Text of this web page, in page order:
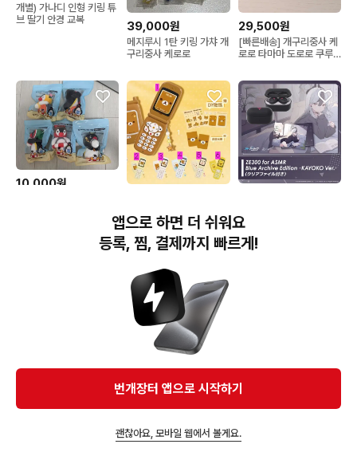
개별) 가나디 인형 키링 튜
브 딸기 안경 교복
39,000원
메지루시 1탄 키링 가챠 개
구리중사 케로로
29,500원
[빠른배송] 개구리중사 케
로로 타마마 도로로 쿠루
10,000원
2차분철) 리락쿠마 deli
휴대폰 녹음 키링 콜라보
핸드폰 폴더폰 공구 중국
랜덤 가챠
공식 카요코 ASMR 블루
투스 이어폰
번개장터(주) 사업자정보, 이용약관 및 기타 법적고지
번개장터㈜는 통신판매중개자이며, 통신판매의 당사자가 아닙니다. 전자상거래 등에서의
소비자보호에 관한 법률 등 관련 법령 및 번개장터㈜의 약관에 따라 상품, 상품정보, 거래에 관한 책임은
개별 판매자에게 귀속하고, 번개장터㈜는 원칙적으로 회원간 거래에 대하여 책임을 지지 않습니다.
다만, 번개장터㈜가 직접 판매하는 상품에 대한 책임은 번개장터㈜에게 귀속합니다.
앱으로 하면 더 쉬워요
등록, 찜, 결제까지 빠르게!
번개장터 앱으로 시작하기
괜찮아요, 모바일 웹에서 볼게요.